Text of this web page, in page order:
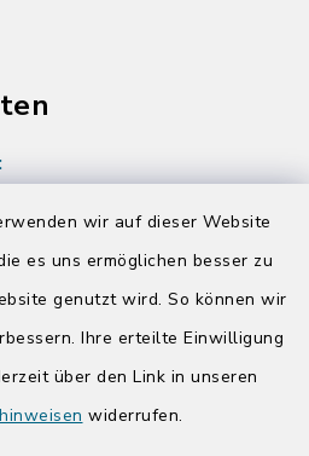
wir auf dieser Website
es uns ermöglichen besser zu
genutzt wird. So können wir
Ihre erteilte Einwilligung
über den Link in unseren
widerrufen.